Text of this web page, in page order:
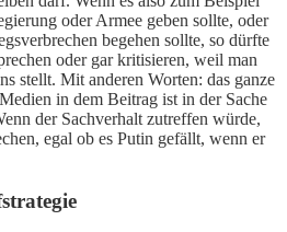
oder Armee geben sollte, oder
begehen sollte, so dürfte
oder gar kritisieren, weil man
stellt. Mit anderen Worten: das ganze
in dem Beitrag ist in der Sache
der Sachverhalt zutreffen würde,
egal ob es Putin gefällt, wenn er